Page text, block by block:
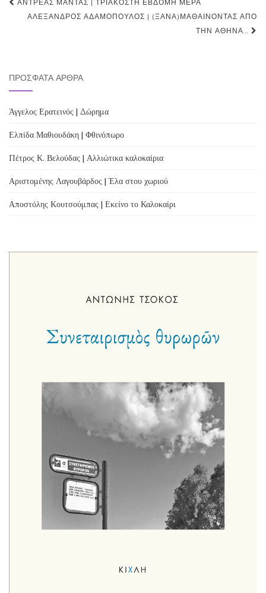
navigation
ΑΝΤΡΈΑΣ ΜΑΝΤΆΣ | ΤΡΙΑΚΟΣΤΉ ΈΒΔΟΜΗ ΜΈΡΑ
ΑΛΈΞΑΝΔΡΟΣ ΑΔΑΜΌΠΟΥΛΟΣ | (ΞΑΝΑ)ΜΑΘΑΊΝΟΝΤΑΣ ΑΠΌ
ΤΗΝ ΑΘΉΝΑ…
ΠΡΌΣΦΑΤΑ ΆΡΘΡΑ
Άγγελος Ερατεινός | Δώρημα
Ελπίδα Μαθιουδάκη | Φθινόπωρο
Πέτρος Κ. Βελούδας | Αλλιώτικα καλοκαίρια
Αριστομένης Λαγουβάρδος | Έλα στου χωριού
Αποστόλης Κουτσούμπας | Εκείνο το Καλοκαίρι